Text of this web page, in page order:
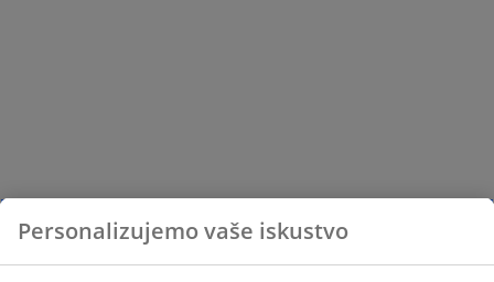
Personalizujemo vaše iskustvo